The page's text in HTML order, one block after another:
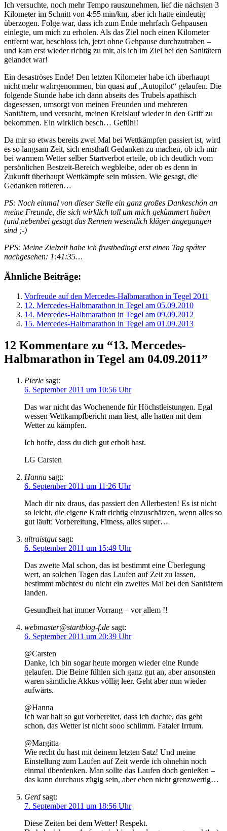
Ich versuchte, noch mehr Tempo rauszunehmen, lief die nächsten 3
Kilometer im Schnitt von 4:55 min/km, aber ich hatte eindeutig
überzogen. Folge war, dass ich zum Ende mehrfach Gehpausen
einlegte, um mich zu erholen. Als das Ziel noch einen Kilometer
entfernt war, beschloss ich, jetzt ohne Gehpause durchzutraben –
und kam erst wieder richtig zu mir, als ich im Ziel bei den Sanitätern
gelandet war!
Ein desaströses Ende! Den letzten Kilometer habe ich überhaupt
nicht mehr wahrgenommen, bin quasi auf „Autopilot“ gelaufen. Die
folgende Stunde habe ich dann abseits des Trubels apathisch
dagesessen, umsorgt von meinen Freunden und mehreren
Sanitätern, und versucht, meinen Kreislauf wieder in den Griff zu
bekommen. Ein wirklich besch… Gefühl!
Da mir so etwas bereits zwei Mal bei Wettkämpfen passiert ist, wird
es so langsam Zeit, sich ernsthaft Gedanken zu machen, ob ich mir
bei warmem Wetter selber Startverbot erteile, ob ich deutlich vom
persönlichen Bestzeit-Bereich wegbleibe, oder ob es denn in
Zukunft überhaupt Wettkämpfe sein müssen. Wie gesagt, die
Gedanken rotieren…
PS: Noch einmal von dieser Stelle ein ganz großes Dankeschön an
meine Freunde, die sich wirklich toll um mich gekümmert haben
(und nebenbei gesagt das Rennen wesentlich klüger angegangen
sind ;-)
PPS: Meine Zielzeit habe ich frustbedingt erst einen Tag später
nachgesehen: 1:41:35…
Ähnliche Beiträge:
Vorfreude auf den Mercedes-Halbmarathon in Tegel 2011
12. Mercedes-Halbmarathon in Tegel am 05.09.2010
14. Mercedes-Halbmarathon in Tegel am 09.09.2012
15. Mercedes-Halbmarathon in Tegel am 01.09.2013
12 Kommentare zu “13. Mercedes-
Halbmarathon in Tegel am 04.09.2011”
Pierle sagt:
6. September 2011 um 10:56 Uhr
Das war nicht das Wochenende für Höchstleistungen. Egal
wessen Wettkampfbericht man liest, alle hatten mit dem
Wetter zu kämpfen.
Ich hoffe, dass du dich gut erholt hast.
LG Carsten
Hanna sagt:
6. September 2011 um 11:26 Uhr
Mach dir nix draus, das passiert den Allerbesten! Es ist nicht
so leicht, die eigene Kraft richtig einzuschätzen, wenn alles so
gut läuft: Vorbereitung, Fitness, alles super…
ultraistgut sagt:
6. September 2011 um 15:49 Uhr
Das zweite Mal schon, das ist bestimmt eine Überlegung
wert, an solchen Tagen das Laufen auf Zeit zu lassen,
bestimmt möchtest du nicht ein zweites Mal bei den Sanitätern
landen.
Gesundheit hat immer Vorrang – vor allem !!
webmaster@startblog-f.de sagt:
6. September 2011 um 20:39 Uhr
@Carsten
Danke, ich bin sogar heute morgen wieder eine Runde
gelaufen. Die Beine fühlen sich ganz gut an, aber ansonsten
waren sämtliche Akkus völlig leer. Geht aber nun wieder
aufwärts.
@Hanna
Ich war halt so gut vorbereitet, dass ich dachte, das geht
schon, das Wetter ist nicht sooo schlimm. Fataler Irrtum.
@Margitta
Wie recht du hast mit deinem letzten Satz! Und meine
Einstellung zum Laufen auf Zeit werde ich ohnehin noch
einmal überdenken. Man sollte das Laufen doch genießen –
das kann durchaus zügig sein, aber eben nicht grenzwertig…
Gerd sagt:
7. September 2011 um 18:56 Uhr
Diese Zeiten bei dem Wetter! Respekt.